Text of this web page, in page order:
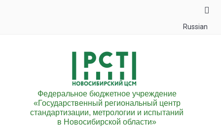
Russian
Федеральное бюджетное учреждение
«Государственный региональный центр
стандартизации, метрологии и испытаний
в Новосибирской области»